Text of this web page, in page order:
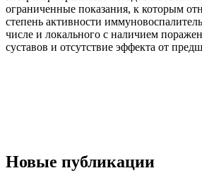
ограниченные показания, к которым
степень активности
числе и локального с наличием
суставов и отсутствие эффекта от
Новые публикации